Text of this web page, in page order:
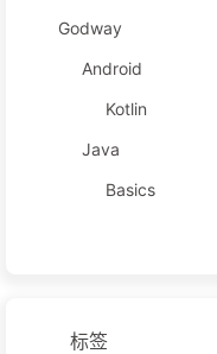
Godway
Android
Kotlin
Java
Basics
标签